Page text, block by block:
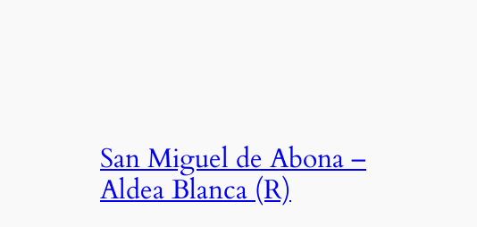
San Miguel de Abona –
Aldea Blanca (R)